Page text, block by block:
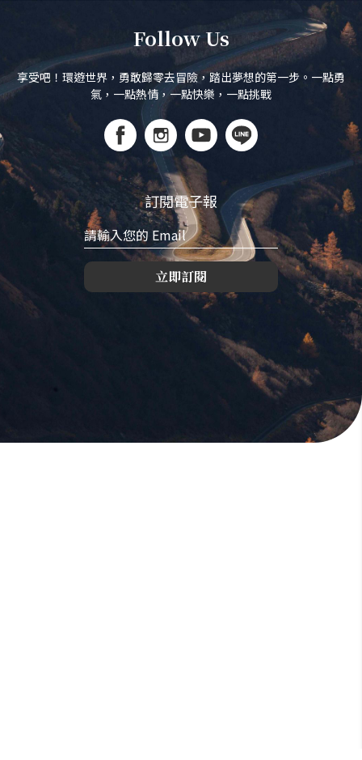
Follow Us
享受吧！環遊世界，勇敢歸零去冒險，踏出夢想的第一步。一點勇
氣，一點熱情，一點快樂，一點挑戰
訂閱電子報
立即訂閱